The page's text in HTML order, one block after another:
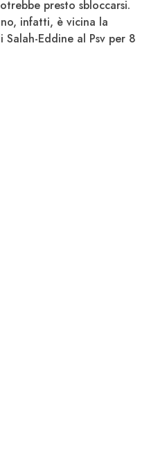
presto sbloccarsi.
infatti, è vicina la
Eddine al Psv per 8